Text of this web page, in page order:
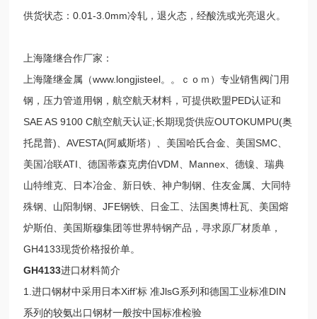
供货状态：0.01-3.0mm冷轧，退火态，经酸洗或光亮退火。
上海隆继合作厂家：
上海隆继金属（www.longjisteel。。ｃｏｍ）专业销售阀门用
钢，压力管道用钢，航空航天材料，可提供欧盟PED认证和
SAE AS 9100 C航空航天认证;长期现货供应OUTOKUMPU(奥
托昆普)、AVESTA(阿威斯塔）、美国哈氏合金、美国SMC、
美国冶联ATI、德国蒂森克虏伯VDM、Mannex、德镍、瑞典
山特维克、日本冶金、新日铁、神户制钢、住友金属、大同特
殊钢、山阳制钢、JFE钢铁、日金工、法国奥博杜瓦、美国熔
炉斯伯、美国斯穆集团等世界特钢产品，寻求原厂材质单，
GH4133现货价格报价单。
GH4133进口材料简介
1.进口钢材中采用日本Xiff’标 准JlsG系列和德国工业标准DIN
系列的较氨出口钢材一般按中国标准检验